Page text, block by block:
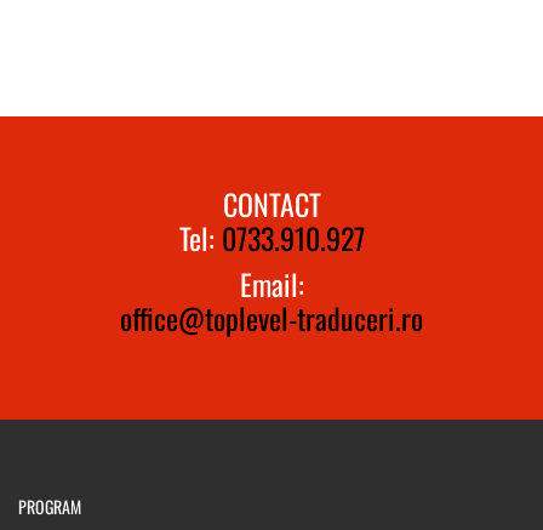
CONTACT
Tel: 0733.910.927
Email:
office@toplevel-traduceri.ro
PROGRAM